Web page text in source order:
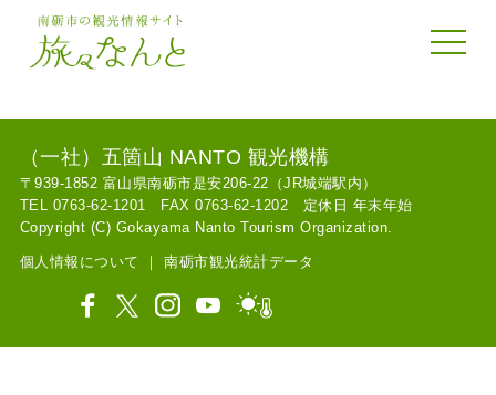
toggle
（一社）五箇山 NANTO 観光機構
〒939-1852 富山県南砺市是安206-22（JR城端駅内）
TEL 0763-62-1201 FAX 0763-62-1202 定休日 年末年始
Copyright (C) Gokayama Nanto Tourism Organization.
個人情報について ｜南砺市観光統計データ